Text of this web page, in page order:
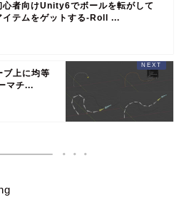
心者向けUnity6でボールを転がして
イテムをゲットする-Roll ...
ブ上に均等
マチ...